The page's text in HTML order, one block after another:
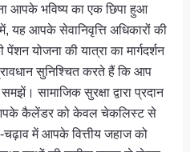
आपके भविष्य का एक छिपा हुआ
आपके सेवानिवृत्ति अधिकारों की
योजना की यात्रा का मार्गदर्शन
सुनिश्चित करते हैं कि आप
सामाजिक सुरक्षा द्वारा प्रदान
आपके कैलेंडर को केवल चेकलिस्ट से
चढ़ाव में आपके वित्तीय जहाज को